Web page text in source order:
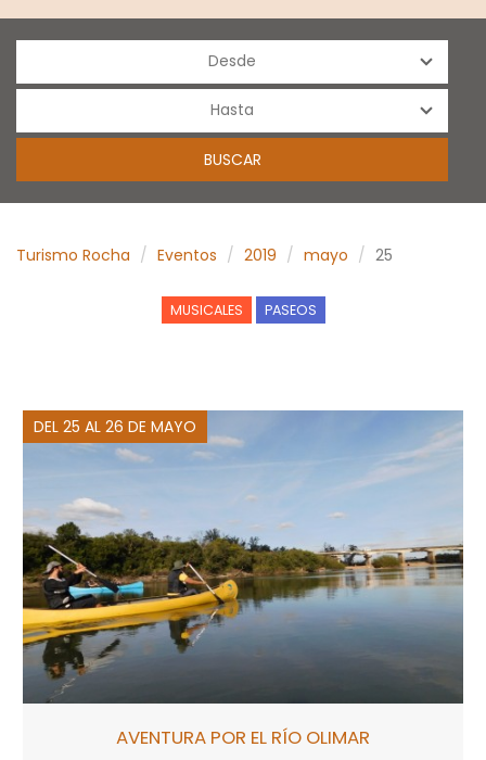
Turismo Rocha Eventos 2019 mayo 25
MUSICALES PASEOS
DEL 25 AL 26 DE MAYO
AVENTURA POR EL RÍO OLIMAR